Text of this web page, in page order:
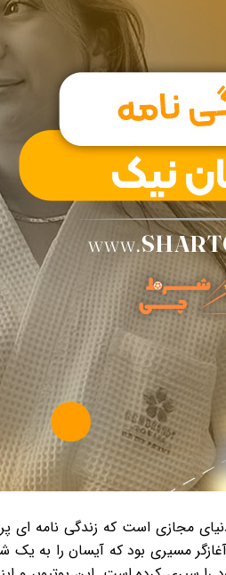
مجازی است که زندگی نامه ای